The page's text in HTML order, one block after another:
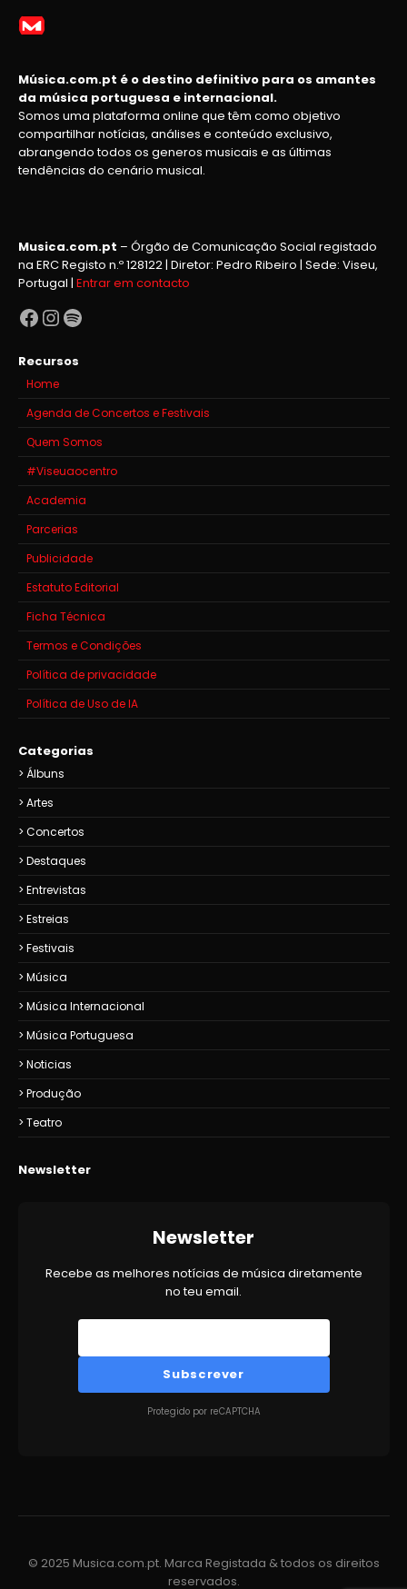
Música.com.pt é o destino definitivo para os amantes
da música portuguesa e internacional.
Somos uma plataforma online que têm como objetivo
compartilhar notícias, análises e conteúdo exclusivo,
abrangendo todos os generos musicais e as últimas
tendências do cenário musical.
Musica.com.pt – Órgão de Comunicação Social registado
na ERC Registo n.º 128122 | Diretor: Pedro Ribeiro | Sede: Viseu,
Portugal | Entrar em contacto
Facebook
Instagram
Spotify
Recursos
Home
Agenda de Concertos e Festivais
Quem Somos
#Viseuaocentro
Academia
Parcerias
Publicidade
Estatuto Editorial
Ficha Técnica
Termos e Condições
Política de privacidade
Política de Uso de IA
Categorias
Álbuns
Artes
Concertos
Destaques
Entrevistas
Estreias
Festivais
Música
Música Internacional
Música Portuguesa
Noticias
Produção
Teatro
Newsletter
Newsletter
Recebe as melhores notícias de música diretamente
no teu email.
Subscrever
Protegido por reCAPTCHA
© 2025 Musica.com.pt. Marca Registada & todos os direitos
reservados.